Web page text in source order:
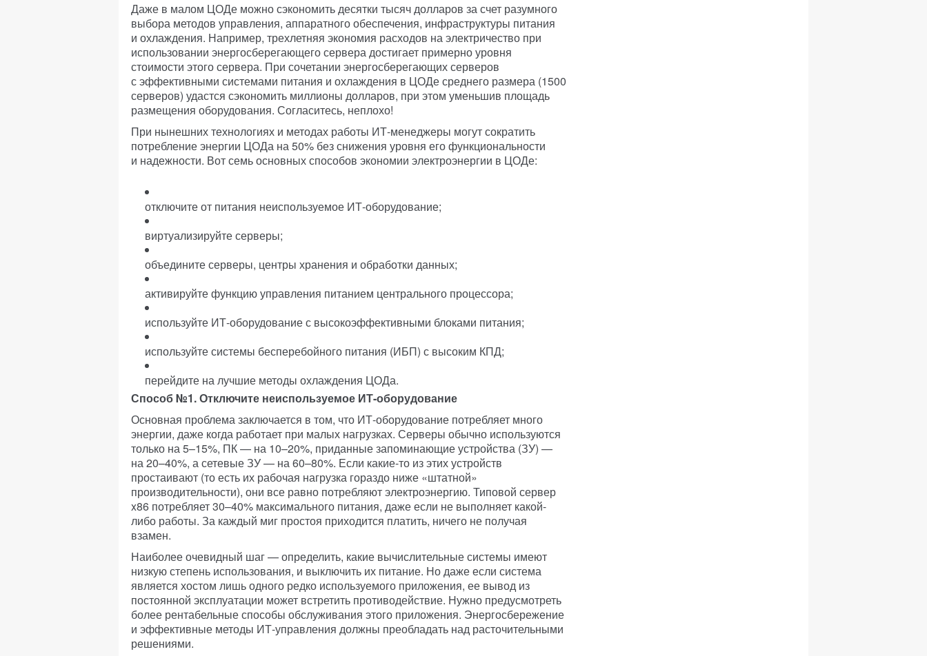
Даже в малом ЦОДе можно сэкономить десятки тысяч долларов за счет разумного
выбора методов управления, аппаратного обеспечения, инфраструктуры питания
и охлаждения. Например, трехлетняя экономия расходов на электричество при
использовании энергосберегающего сервера достигает примерно уровня
стоимости этого сервера. При сочетании энергосберегающих серверов
с эффективными системами питания и охлаждения в ЦОДе среднего размера (1500
серверов) удастся сэкономить миллионы долларов, при этом уменьшив площадь
размещения оборудования. Согласитесь, неплохо!
При нынешних технологиях и методах работы ИТ-менеджеры могут сократить
потребление энергии ЦОДа на 50% без снижения уровня его функциональности
и надежности. Вот семь основных способов экономии электроэнергии в ЦОДе:
отключите от питания неиспользуемое ИТ-оборудование;
виртуализируйте серверы;
объедините серверы, центры хранения и обработки данных;
активируйте функцию управления питанием центрального процессора;
используйте ИТ-оборудование с высокоэффективными блоками питания;
используйте системы бесперебойного питания (ИБП) с высоким КПД;
перейдите на лучшие методы охлаждения ЦОДа.
Способ №1. Отключите неиспользуемое ИТ-оборудование
Основная проблема заключается в том, что ИТ-оборудование потребляет много
энергии, даже когда работает при малых нагрузках. Серверы обычно используются
только на 5–15%, ПК — на 10–20%, приданные запоминающие устройства (ЗУ) —
на 20–40%, а сетевые ЗУ — на 60–80%. Если какие-то из этих устройств
простаивают (то есть их рабочая нагрузка гораздо ниже «штатной»
производительности), они все равно потребляют электроэнергию. Типовой сервер
x86 потребляет 30–40% максимального питания, даже если не выполняет какой-
либо работы. За каждый миг простоя приходится платить, ничего не получая
взамен.
Наиболее очевидный шаг — определить, какие вычислительные системы имеют
низкую степень использования, и выключить их питание. Но даже если система
является хостом лишь одного редко используемого приложения, ее вывод из
постоянной эксплуатации может встретить противодействие. Нужно предусмотреть
более рентабельные способы обслуживания этого приложения. Энергосбережение
и эффективные методы ИТ-управления должны преобладать над расточительными
решениями.